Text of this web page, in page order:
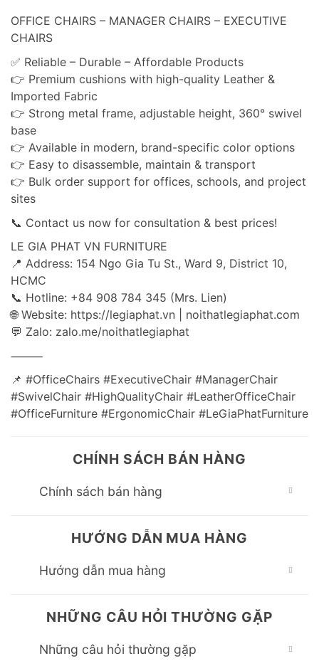
OFFICE CHAIRS – MANAGER CHAIRS – EXECUTIVE
CHAIRS
✅ Reliable – Durable – Affordable Products
👉 Premium cushions with high-quality Leather &
Imported Fabric
👉 Strong metal frame, adjustable height, 360° swivel
base
👉 Available in modern, brand-specific color options
👉 Easy to disassemble, maintain & transport
👉 Bulk order support for offices, schools, and project
sites
📞 Contact us now for consultation & best prices!
LE GIA PHAT VN FURNITURE
📍 Address: 154 Ngo Gia Tu St., Ward 9, District 10,
HCMC
📞 Hotline: +84 908 784 345 (Mrs. Lien)
🌐 Website: https://legiaphat.vn | noithatlegiaphat.com
💬 Zalo: zalo.me/noithatlegiaphat
⸻
📌 #OfficeChairs #ExecutiveChair #ManagerChair
#SwivelChair #HighQualityChair #LeatherOfficeChair
#OfficeFurniture #ErgonomicChair #LeGiaPhatFurniture
CHÍNH SÁCH BÁN HÀNG
Chính sách bán hàng
HƯỚNG DẪN MUA HÀNG
Hướng dẫn mua hàng
NHỮNG CÂU HỎI THƯỜNG GẶP
Những câu hỏi thường gặp